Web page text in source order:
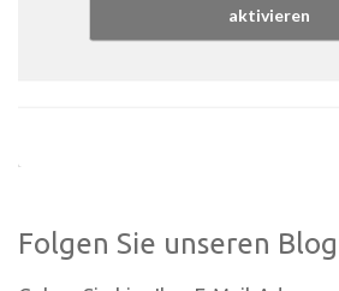
aktivieren
Folgen Sie unseren